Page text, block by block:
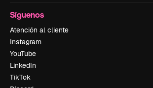
Síguenos
Atención al cliente
Instagram
YouTube
LinkedIn
TikTok